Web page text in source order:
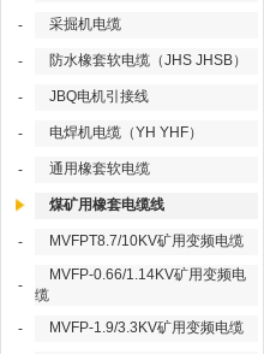
- 采掘机电缆
- 防水橡套软电缆（JHS JHSB）
- JBQ电机引接线
- 电焊机电缆（YH YHF）
- 通用橡套软电缆
煤矿用橡套电缆线
- MVFPT8.7/10KV矿用变频电缆
-
MVFP-0.66/1.14KV矿用变频电
缆
-
MVFP-1.9/3.3KV矿用变频电缆